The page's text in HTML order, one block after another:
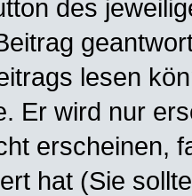
des
lesen
Er wird nur
erscheinen,
hat (Sie